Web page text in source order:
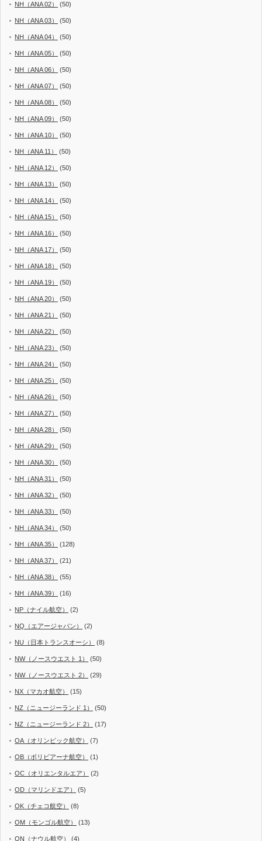
NH（ANA 02） (50)
NH（ANA 03） (50)
NH（ANA 04） (50)
NH（ANA 05） (50)
NH（ANA 06） (50)
NH（ANA 07） (50)
NH（ANA 08） (50)
NH（ANA 09） (50)
NH（ANA 10） (50)
NH（ANA 11） (50)
NH（ANA 12） (50)
NH（ANA 13） (50)
NH（ANA 14） (50)
NH（ANA 15） (50)
NH（ANA 16） (50)
NH（ANA 17） (50)
NH（ANA 18） (50)
NH（ANA 19） (50)
NH（ANA 20） (50)
NH（ANA 21） (50)
NH（ANA 22） (50)
NH（ANA 23） (50)
NH（ANA 24） (50)
NH（ANA 25） (50)
NH（ANA 26） (50)
NH（ANA 27） (50)
NH（ANA 28） (50)
NH（ANA 29） (50)
NH（ANA 30） (50)
NH（ANA 31） (50)
NH（ANA 32） (50)
NH（ANA 33） (50)
NH（ANA 34） (50)
NH（ANA 35） (128)
NH（ANA 37） (21)
NH（ANA 38） (55)
NH（ANA 39） (16)
NP（ナイル航空） (2)
NQ（エアージャパン） (2)
NU（日本トランスオーシ） (8)
NW（ノースウエスト 1） (50)
NW（ノースウエスト 2） (29)
NX（マカオ航空） (15)
NZ（ニュージーランド 1） (50)
NZ（ニュージーランド 2） (17)
OA（オリンピック航空） (7)
OB（ボリビアーナ航空） (1)
OC（オリエンタルエア） (2)
OD（マリンドエア） (5)
OK（チェコ航空） (8)
OM（モンゴル航空） (13)
ON（ナウル航空） (4)